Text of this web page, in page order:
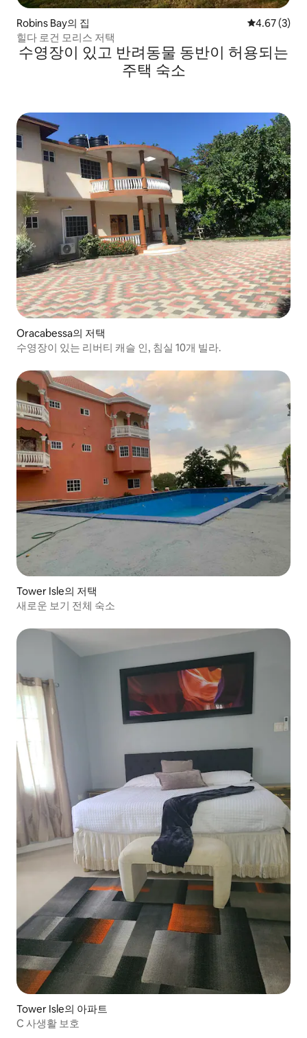
Robins Bay의 집 평점 4.67점
4.67 (3)
힐다 로건 모리스 저택
수영장이 있고 반려동물 동반이 허용되는
주택 숙소
Oracabessa의 저택
수영장이 있는 리버티 캐슬 인, 침실 10개 빌라.
Tower Isle의 저택
새로운 보기 전체 숙소
Tower Isle의 아파트
C 사생활 보호